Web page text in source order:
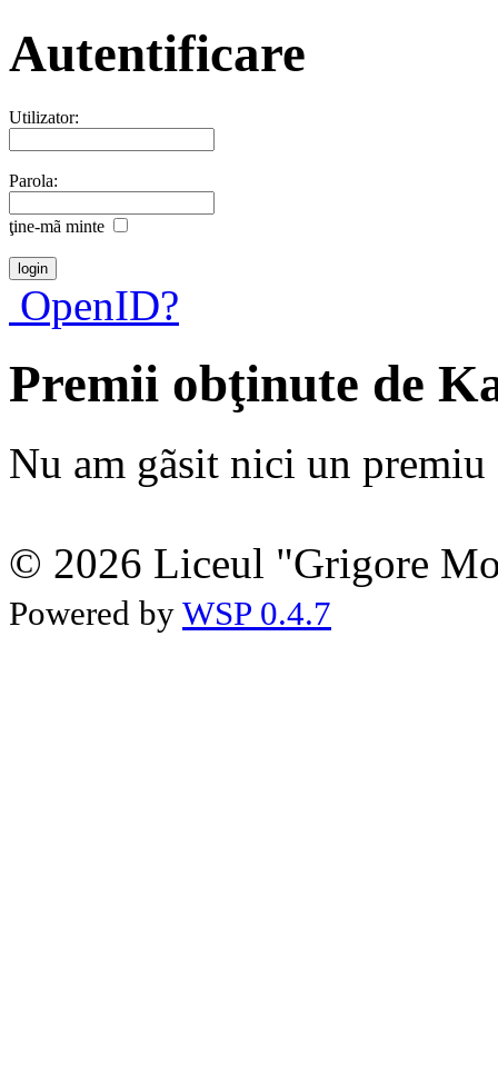
Autentificare
Utilizator:
Parola:
ţine-mã minte
OpenID?
Premii obţinute de
Nu am gãsit nici un premiu
© 2026 Liceul "Grigore
Powered by WSP 0.4.7